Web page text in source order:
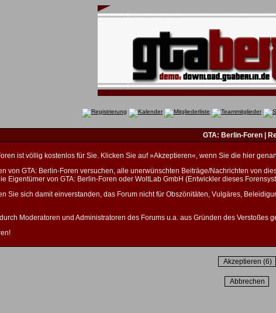
GTA: Berlin-Foren |
ist völlig kostenlos für Sie. Klicken Sie auf »Akzeptieren«, wenn Sie die hier
von GTA: Berlin-Foren versuchen, alle unerwünschten Beiträge/Nachrichten von
Eigentümer von GTA: Berlin-Foren oder WoltLab GmbH (Entwickler dieses
Sie sich damit einverstanden, das Forum nicht für Obszönitäten, Vulgäres,
Moderatoren und Administratoren des Forums u.a. aus Gründen des